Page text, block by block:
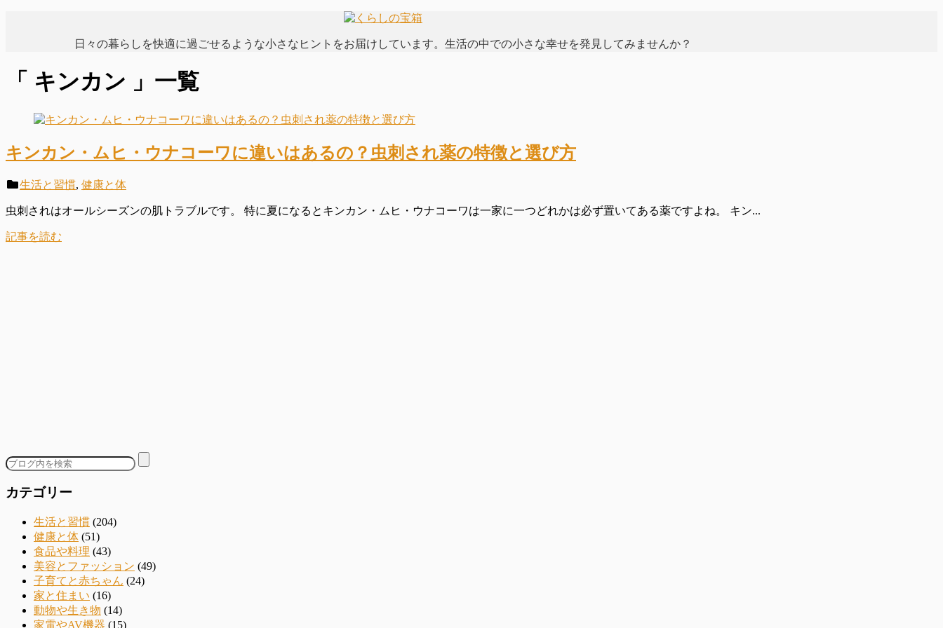
日々の暮らしを快適に過ごせるような小さなヒントをお届けしています。生活の中での小さな幸せを発見してみませんか？
「 キンカン 」一覧
キンカン・ムヒ・ウナコーワに違いはあるの？虫刺され薬の特徴と選び方
生活と習慣, 健康と体
虫刺されはオールシーズンの肌トラブルです。 特に夏になるとキンカン・ムヒ・ウナコーワは一家に一つどれかは必ず置いてある薬ですよね。 キン...
記事を読む
カテゴリー
生活と習慣 (204)
健康と体 (51)
食品や料理 (43)
美容とファッション (49)
子育てと赤ちゃん (24)
家と住まい (16)
動物や生き物 (14)
家電やAV機器 (15)